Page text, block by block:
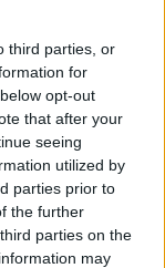
third parties, or
for
opt-out
that after your
seeing
utilized by
parties prior to
the further
parties on the
may